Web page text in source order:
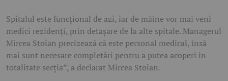
Spitalul este funcţional de azi, iar de mâine vor mai veni
medici rezidenţi, prin detaşare de la alte spitale. Managerul
Mircea Stoian precizează că este personal medical, însă
mai sunt necesare completări pentru a putea acoperi în
totalitate secţia”, a declarat Mircea Stoian.